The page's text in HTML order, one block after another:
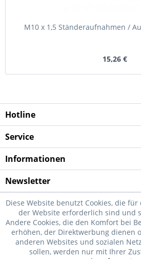
M10 x 1,5 Ständeraufnahmen /
15,26 €
Hotline
Service
Informationen
Newsletter
Diese Website benutzt Cookies, die
der Website erforderlich sind und
Andere Cookies, die den Komfort bei
erhöhen, der Direktwerbung dienen
anderen Websites und sozialen
sollen, werden nur mit Ihrer